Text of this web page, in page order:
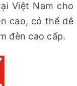
Việt Nam cho
cao, có thể dễ
đèn cao cấp.